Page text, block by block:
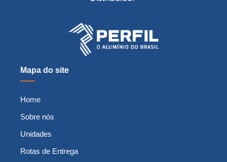
Mapa do site
Home
Sobre nós
Unidades
Rotas de Entrega